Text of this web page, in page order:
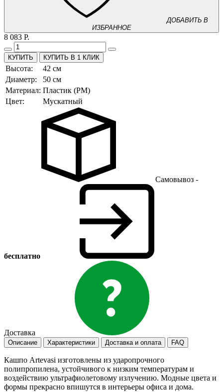
ДОБАВИТЬ В
ИЗБРАННОЕ
8 083 Р.
КУПИТЬ В 1 КЛИК
Высота:
42 см
Диаметр:
50 см
Материал: Пластик (PM)
Цвет:
Мускатный
Самовывоз -
бесплатно
Доставка
Описание Характеристики Доставка и оплата FAQ
Кашпо Artevasi изготовлены из ударопрочного
полипропилена, устойчивого к низким температурам и
воздействию ультрафиолетовому излучению. Модные цвета и
формы прекрасно впишутся в интерьеры офиса и дома.